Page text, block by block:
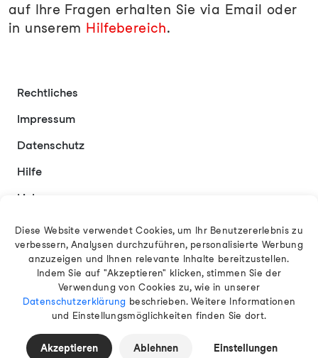
auf Ihre Fragen erhalten Sie via Email oder
in unserem Hilfebereich.
Rechtliches
Impressum
Datenschutz
Hilfe
Links
Kontakt
Deutsch
© 2026 EAMT GmbH
Diese Website verwendet Cookies, um Ihr Benutzererlebnis zu
verbessern, Analysen durchzuführen, personalisierte Werbung
anzuzeigen und Ihnen relevante Inhalte bereitzustellen.
Indem Sie auf "Akzeptieren" klicken, stimmen Sie der
Verwendung von Cookies zu, wie in unserer
Datenschutzerklärung beschrieben. Weitere Informationen
und Einstellungsmöglichkeiten finden Sie dort.
Akzeptieren Ablehnen Einstellungen